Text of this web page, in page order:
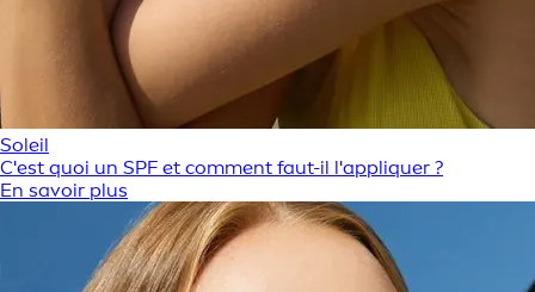
Soleil
C'est quoi un SPF et comment faut-il l'appliquer ?
En savoir plus